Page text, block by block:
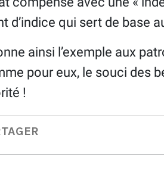
d’indice qui sert de base
ainsi l’exemple aux
pour eux, le souci des
!